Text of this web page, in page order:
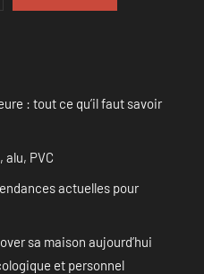
: tout ce qu’il faut savoir
PVC
actuelles pour
sa maison aujourd’hui
et personnel